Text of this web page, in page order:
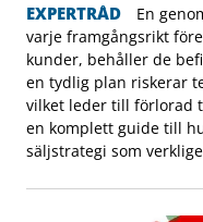
EXPERTRÅD
En
varje framgångsrikt
kunder, behåller de
en tydlig plan riskerar
vilket leder till förlorad
en komplett guide till
säljstrategi som